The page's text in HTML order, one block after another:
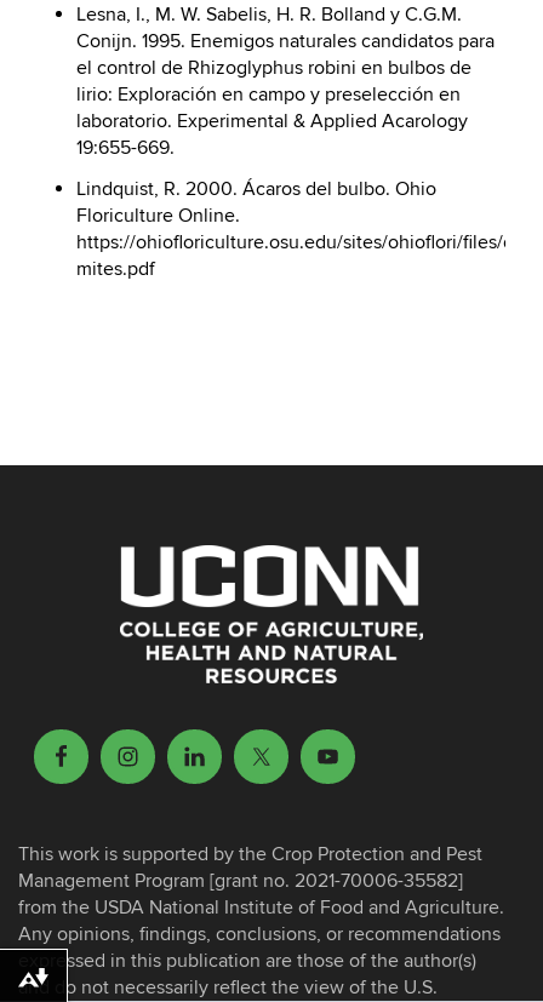
Lesna, I., M. W. Sabelis, H. R. Bolland y C.G.M.
Conijn. 1995. Enemigos naturales candidatos para
el control de Rhizoglyphus robini en bulbos de
lirio: Exploración en campo y preselección en
laboratorio. Experimental & Applied Acarology
19:655-669.
Lindquist, R. 2000. Ácaros del bulbo. Ohio
Floriculture Online.
https://ohiofloriculture.osu.edu/sites/ohioflori/files/d6/
mites.pdf
This work is supported by the Crop Protection and Pest
Management Program [grant no. 2021-70006-35582]
from the USDA National Institute of Food and Agriculture.
Any opinions, findings, conclusions, or recommendations
expressed in this publication are those of the author(s)
and do not necessarily reflect the view of the U.S.
Download alternative formats ...